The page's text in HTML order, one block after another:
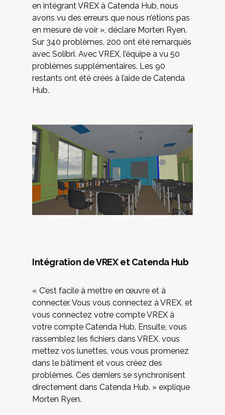
en intégrant VREX à Catenda Hub, nous
avons vu des erreurs que nous n’étions pas
en mesure de voir », déclare Morten Ryen.
Sur 340 problèmes, 200 ont été remarqués
avec Solibri. Avec VREX, l’équipe a vu 50
problèmes supplémentaires. Les 90
restants ont été créés à l’aide de Catenda
Hub.
Intégration de VREX et Catenda Hub
« C’est facile à mettre en œuvre et à
connecter. Vous vous connectez à VREX, et
vous connectez votre compte VREX à
votre compte Catenda Hub. Ensuite, vous
rassemblez les fichiers dans VREX, vous
mettez vos lunettes, vous vous promenez
dans le bâtiment et vous créez des
problèmes. Ces derniers se synchronisent
directement dans Catenda Hub. » explique
Morten Ryen.